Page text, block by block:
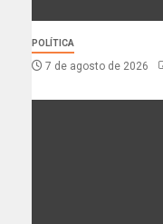
POLÍTICA
7 de agosto de 2026